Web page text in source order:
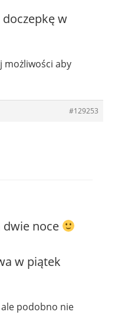
doczepkę w
możliwości aby
#129253
dwie noce
w piątek
ale podobno nie